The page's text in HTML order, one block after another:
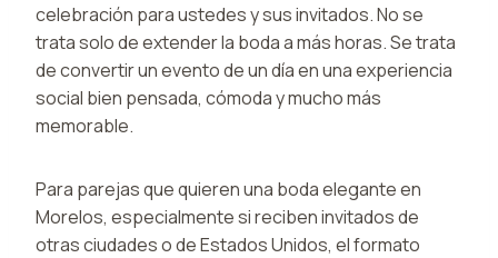
celebración para ustedes y sus invitados. No se
trata solo de extender la boda a más horas. Se trata
de convertir un evento de un día en una experiencia
social bien pensada, cómoda y mucho más
memorable.
Para parejas que quieren una boda elegante en
Morelos, especialmente si reciben invitados de
otras ciudades o de Estados Unidos, el formato